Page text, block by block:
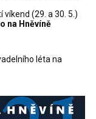
(29. a 30. 5.)
na Hněvíně
léta na